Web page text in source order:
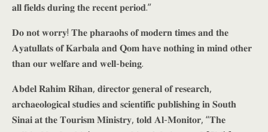
𝐚𝐥𝐥 𝐟𝐢𝐞𝐥𝐝𝐬 𝐝𝐮𝐫𝐢𝐧𝐠 𝐭𝐡𝐞 𝐫𝐞𝐜𝐞𝐧𝐭 𝐩𝐞𝐫𝐢𝐨𝐝.”
𝐃𝐨 𝐧𝐨𝐭 𝐰𝐨𝐫𝐫𝐲! 𝐓𝐡𝐞 𝐩𝐡𝐚𝐫𝐚𝐨𝐡𝐬 𝐨𝐟 𝐦𝐨𝐝𝐞𝐫𝐧 𝐭𝐢𝐦𝐞𝐬 𝐚𝐧𝐝 𝐭𝐡𝐞
𝐀𝐲𝐚𝐭𝐮𝐥𝐥𝐚𝐭𝐬 𝐨𝐟 𝐊𝐚𝐫𝐛𝐚𝐥𝐚 𝐚𝐧𝐝 𝐐𝐨𝐦 𝐡𝐚𝐯𝐞 𝐧𝐨𝐭𝐡𝐢𝐧𝐠 𝐢𝐧 𝐦𝐢𝐧𝐝 𝐨𝐭𝐡𝐞𝐫
𝐭𝐡𝐚𝐧 𝐨𝐮𝐫 𝐰𝐞𝐥𝐟𝐚𝐫𝐞 𝐚𝐧𝐝 𝐰𝐞𝐥𝐥-𝐛𝐞𝐢𝐧𝐠.
𝐀𝐛𝐝𝐞𝐥 𝐑𝐚𝐡𝐢𝐦 𝐑𝐢𝐡𝐚𝐧, 𝐝𝐢𝐫𝐞𝐜𝐭𝐨𝐫 𝐠𝐞𝐧𝐞𝐫𝐚𝐥 𝐨𝐟 𝐫𝐞𝐬𝐞𝐚𝐫𝐜𝐡,
𝐚𝐫𝐜𝐡𝐚𝐞𝐨𝐥𝐨𝐠𝐢𝐜𝐚𝐥 𝐬𝐭𝐮𝐝𝐢𝐞𝐬 𝐚𝐧𝐝 𝐬𝐜𝐢𝐞𝐧𝐭𝐢𝐟𝐢𝐜 𝐩𝐮𝐛𝐥𝐢𝐬𝐡𝐢𝐧𝐠 𝐢𝐧 𝐒𝐨𝐮𝐭𝐡
𝐒𝐢𝐧𝐚𝐢 𝐚𝐭 𝐭𝐡𝐞 𝐓𝐨𝐮𝐫𝐢𝐬𝐦 𝐌𝐢𝐧𝐢𝐬𝐭𝐫𝐲, 𝐭𝐨𝐥𝐝 𝐀𝐥-𝐌𝐨𝐧𝐢𝐭𝐨𝐫, “𝐓𝐡𝐞